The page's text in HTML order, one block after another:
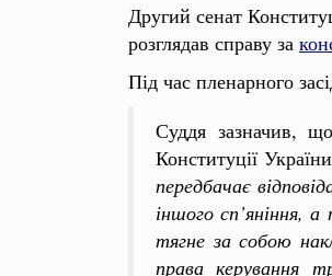
Другий сенат
розглядав справу за
Під час пленарного
Суддя зазначив,
Конституції
передбачає
іншого сп’яніння,
тягне за собою
права керування